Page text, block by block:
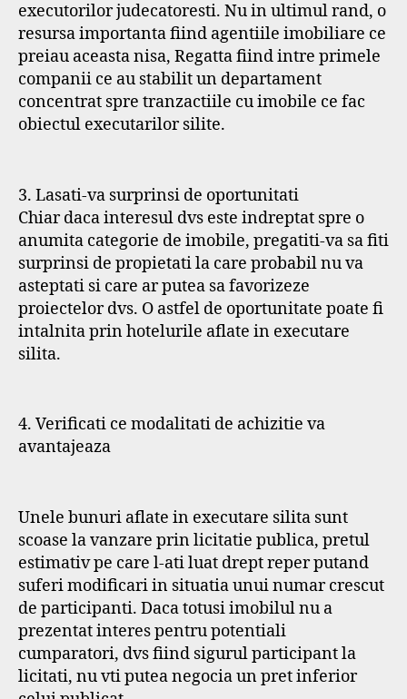
executorilor judecatoresti. Nu in ultimul rand, o
resursa importanta fiind agentiile imobiliare ce
preiau aceasta nisa, Regatta fiind intre primele
companii ce au stabilit un departament
concentrat spre tranzactiile cu imobile ce fac
obiectul executarilor silite.
3. Lasati-va surprinsi de oportunitati
Chiar daca interesul dvs este indreptat spre o
anumita categorie de imobile, pregatiti-va sa fiti
surprinsi de propietati la care probabil nu va
asteptati si care ar putea sa favorizeze
proiectelor dvs. O astfel de oportunitate poate fi
intalnita prin hotelurile aflate in executare
silita.
4. Verificati ce modalitati de achizitie va
avantajeaza
Unele bunuri aflate in executare silita sunt
scoase la vanzare prin licitatie publica, pretul
estimativ pe care l-ati luat drept reper putand
suferi modificari in situatia unui numar crescut
de participanti. Daca totusi imobilul nu a
prezentat interes pentru potentiali
cumparatori, dvs fiind sigurul participant la
licitati, nu vti putea negocia un pret inferior